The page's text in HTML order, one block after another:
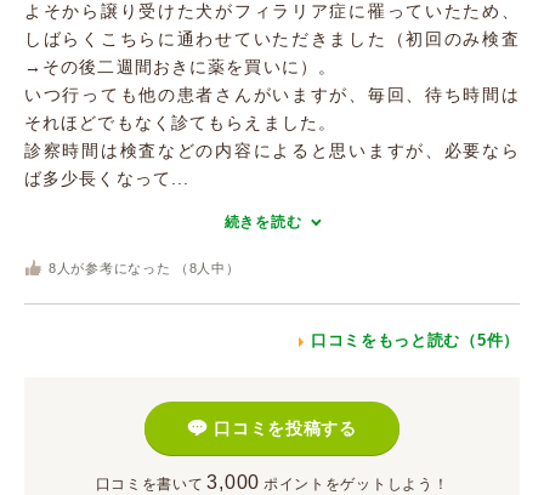
よそから譲り受けた犬がフィラリア症に罹っていたため、
しばらくこちらに通わせていただきました（初回のみ検査
→その後二週間おきに薬を買いに）。
いつ行っても他の患者さんがいますが、毎回、待ち時間は
それほどでもなく診てもらえました。
診察時間は検査などの内容によると思いますが、必要なら
ば多少長くなって...
続きを読む
8 人が参考になった （ 8 人中）
口コミをもっと読む（5件）
口コミを投稿する
口コミを書いて 3,000 ポイント をゲットしよう！